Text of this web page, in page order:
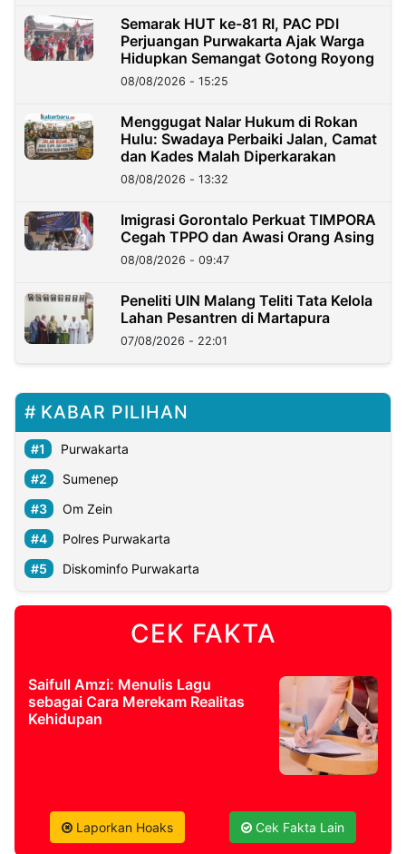
Semarak HUT ke-81 RI, PAC PDI
Perjuangan Purwakarta Ajak Warga
Hidupkan Semangat Gotong Royong
08/08/2026 - 15:25
Menggugat Nalar Hukum di Rokan
Hulu: Swadaya Perbaiki Jalan, Camat
dan Kades Malah Diperkarakan
08/08/2026 - 13:32
Imigrasi Gorontalo Perkuat TIMPORA
Cegah TPPO dan Awasi Orang Asing
08/08/2026 - 09:47
Peneliti UIN Malang Teliti Tata Kelola
Lahan Pesantren di Martapura
07/08/2026 - 22:01
KABAR PILIHAN
Purwakarta
Sumenep
Om Zein
Polres Purwakarta
Diskominfo Purwakarta
CEK FAKTA
Saifull Amzi: Menulis Lagu
sebagai Cara Merekam Realitas
Kehidupan
Laporkan Hoaks Cek Fakta Lain